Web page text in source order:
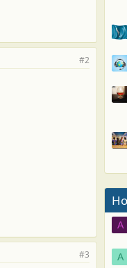
#2
#3
A
А